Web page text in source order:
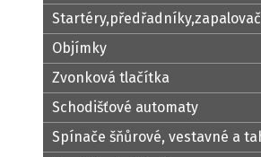
Objímky
Zvonková tlačítka
Schodišťové automaty
Spínače šňůrové, vestavné a